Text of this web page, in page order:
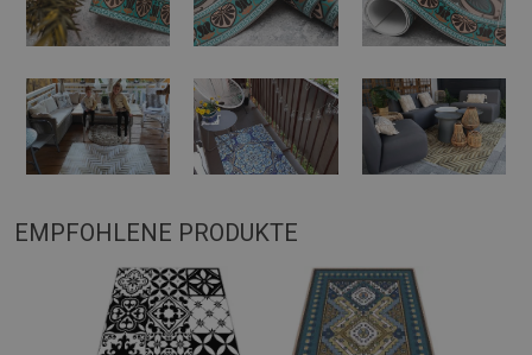
EMPFOHLENE PRODUKTE